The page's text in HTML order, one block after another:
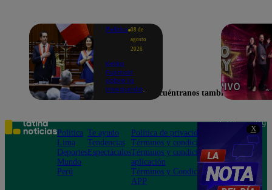
X
Política 08 de
agosto
2026
Keiko
Fujimori
sobre la
inseguridad:
que los
delincuentes
terminen en
prisión”
Encuéntranos también en
Política
Lima
Deportes
Mundo
Perú
Te ayudo
Tendencias
Espectáculos
Política de privacidad
Términos y condiciones
Términos y condiciones
aplicación
Términos y Condiciones
APP
Teléfono: 219
Av. San
Felipe 968
Jesús María